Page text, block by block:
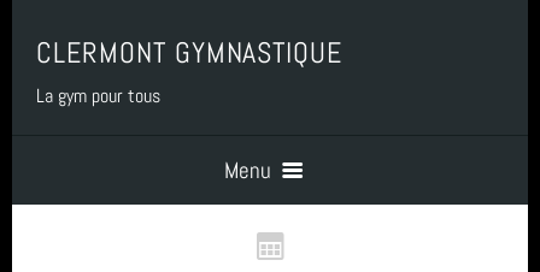
CLERMONT GYMNASTIQUE
La gym pour tous
Menu
Accueil